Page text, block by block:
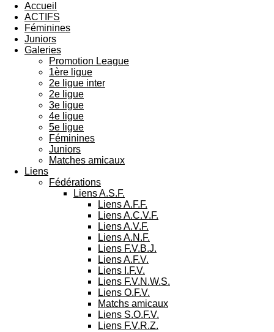
Accueil
ACTIFS
Féminines
Juniors
Galeries
Promotion League
1ère ligue
2e ligue inter
2e ligue
3e ligue
4e ligue
5e ligue
Féminines
Juniors
Matches amicaux
Liens
Fédérations
Liens A.S.F.
Liens A.F.F.
Liens A.C.V.F.
Liens A.V.F.
Liens A.N.F.
Liens F.V.B.J.
Liens A.F.V.
Liens I.F.V.
Liens F.V.N.W.S.
Liens O.F.V.
Matchs amicaux
Liens S.O.F.V.
Liens F.V.R.Z.